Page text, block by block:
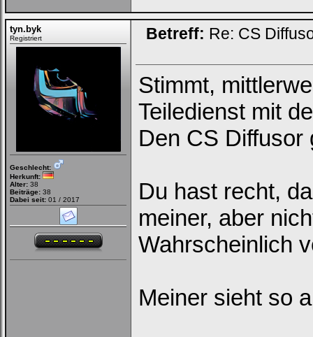
tyn.byk
Registriert
Geschlecht:
Herkunft:
Alter: 38
Beiträge: 38
Dabei seit: 01 / 2017
Betreff: Re: CS
Stimmt,
Teiledienst mit
Den CS
Du hast recht,
meiner, aber
Wahrscheinlich
Meiner sieht so